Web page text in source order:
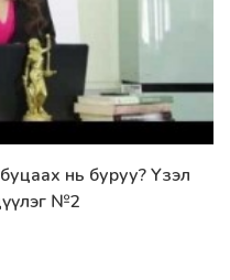
нь буруу? Үзэл
№2